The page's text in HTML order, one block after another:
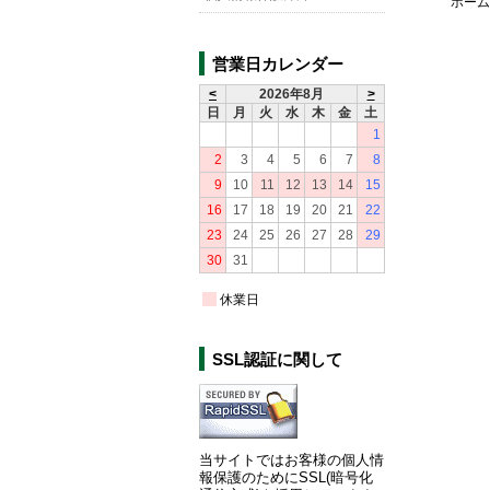
営業日カレンダー
< 2026年8月
>
日
月 火 水 木 金
土
1
2
3 4 5 6 7
8
9
10 11 12 13 14
15
16
17 18 19 20 21
22
23
24 25 26 27 28
29
30
31
休業日
SSL認証に関して
当サイトではお客様の個人情
報保護のためにSSL(暗号化